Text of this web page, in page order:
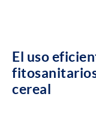
El uso
cereal